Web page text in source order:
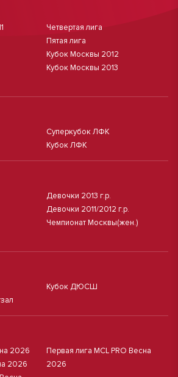
Четвертая лига
Пятая лига
Кубок Москвы 2012
Кубок Москвы 2013
Суперкубок ЛФК
Кубок ЛФК
Девочки 2013 г.р.
Девочки 2011/2012 г.р.
Чемпионат Москвы(жен.)
Кубок ДЮСШ
2026
2026
Первая лига MCL PRO Весна
2026